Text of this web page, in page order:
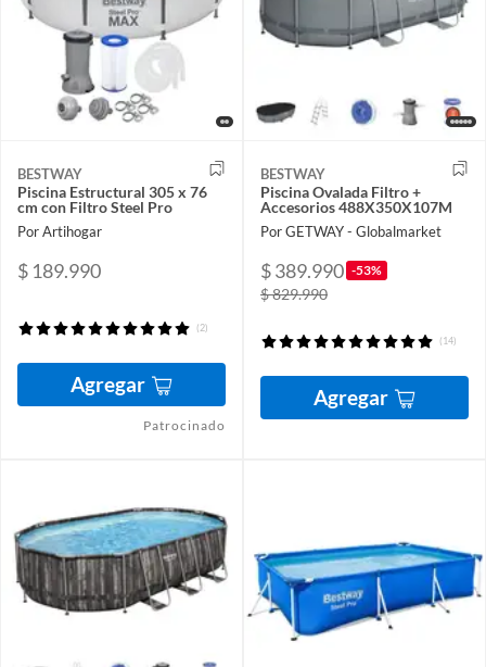
BESTWAY
Piscina Estructural 305 x 76
cm con Filtro Steel Pro
Por Artihogar
$ 189.990
(2)
Agregar
Patrocinado
BESTWAY
Piscina Ovalada Filtro +
Accesorios 488X350X107M
Por GETWAY - Globalmarket
$ 389.990 -53%
$ 829.990
(14)
Agregar